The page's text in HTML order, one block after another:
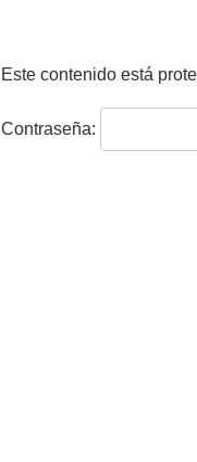
Este contenido está
Contraseña: